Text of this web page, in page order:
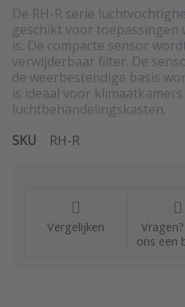
De RH-R serie
geschikt voor
is. De compacte sensor
verwijderbaar filter. De
de weerbestendige basis
is ideaal voor
luchtbehandelingskasten.
SKU
RH-R
Vergelijken
ons een